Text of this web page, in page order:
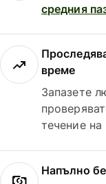
средния
време
Запазете
течение на
Напълно